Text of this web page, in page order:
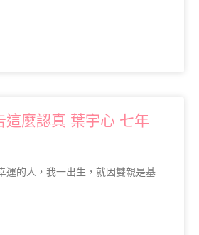
這麼認真 葉宇心 七年
運的人，我一出生，就因雙親是基